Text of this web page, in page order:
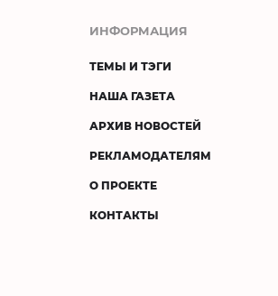
ИНФОРМАЦИЯ
ТЕМЫ И ТЭГИ
НАША ГАЗЕТА
АРХИВ НОВОСТЕЙ
РЕКЛАМОДАТЕЛЯМ
О ПРОЕКТЕ
КОНТАКТЫ